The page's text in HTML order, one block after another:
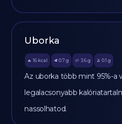
Uborka
🔥 16 kcal 🥩 0.7 g 🥔 3.6g 🫒 0.1 g
Az uborka több mint 95%-a
legalacsonyabb
nassolhatod.